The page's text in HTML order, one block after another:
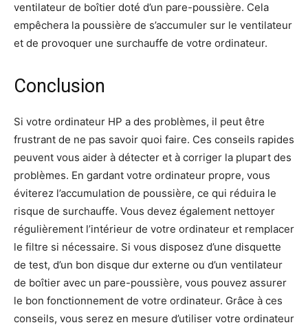
ventilateur de boîtier doté d’un pare-poussière. Cela
empêchera la poussière de s’accumuler sur le ventilateur
et de provoquer une surchauffe de votre ordinateur.
Conclusion
Si votre ordinateur HP a des problèmes, il peut être
frustrant de ne pas savoir quoi faire. Ces conseils rapides
peuvent vous aider à détecter et à corriger la plupart des
problèmes. En gardant votre ordinateur propre, vous
éviterez l’accumulation de poussière, ce qui réduira le
risque de surchauffe. Vous devez également nettoyer
régulièrement l’intérieur de votre ordinateur et remplacer
le filtre si nécessaire. Si vous disposez d’une disquette
de test, d’un bon disque dur externe ou d’un ventilateur
de boîtier avec un pare-poussière, vous pouvez assurer
le bon fonctionnement de votre ordinateur. Grâce à ces
conseils, vous serez en mesure d’utiliser votre ordinateur